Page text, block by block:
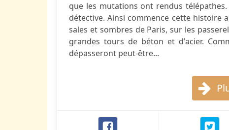
que les mutations ont rendus
détective. Ainsi commence cette histoire
sales et sombres de Paris, sur les
grandes tours de béton et d'acier.
dépasseront peut-être...